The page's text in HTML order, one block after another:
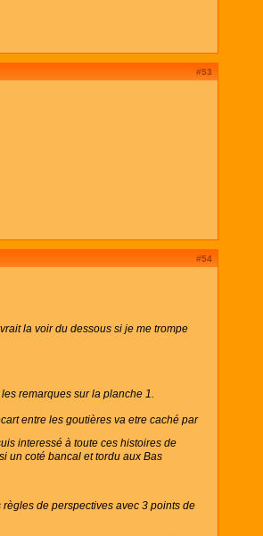
#53
#54
la voir du dessous si je me trompe
remarques sur la planche 1.
entre les goutières va etre caché par
interessé à toute ces histoires de
un coté bancal et tordu aux Bas
de perspectives avec 3 points de